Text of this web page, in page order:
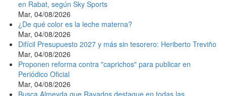
en Rabat, según Sky Sports
Mar, 04/08/2026
¿De qué color es la leche materna?
Mar, 04/08/2026
Difícil Presupuesto 2027 y más sin tesorero: Heriberto Treviño
Mar, 04/08/2026
Proponen reforma contra "caprichos" para publicar en
Periódico Oficial
Mar, 04/08/2026